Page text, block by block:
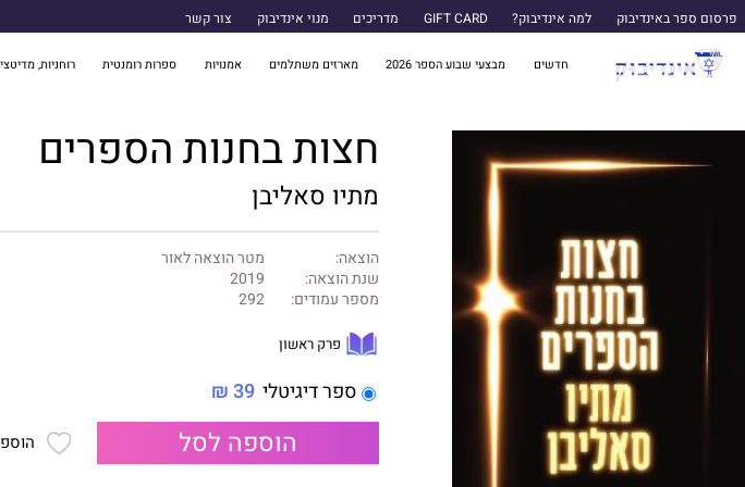
פרסום ספר באינדיבוק למה אינדיבוק? GIFT CARD מדריכים מנוי אינדיבוק צור קשר
חדשים מבצעי שבוע הספר 2026 מארזים משתלמים אמנויות ספרות רומנטית רוחניות,
חצות בחנות הספרים
מתיו סאליבן
הוצאה:
מטר הוצאה לאור
שנת הוצאה:
2019
מספר עמודים:
292
פרק ראשון
ספר דיגיטלי 39 ₪
הוספה לסל